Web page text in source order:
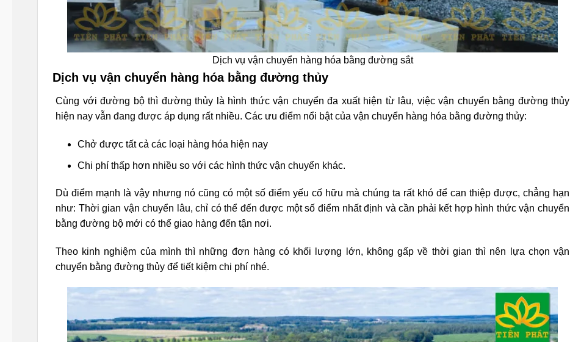
Dịch vụ vận chuyển hàng hóa bằng đường sắt
Dịch vụ vận chuyển hàng hóa bằng đường thủy
Cùng với đường bộ thì đường thủy là hình thức vận chuyển đa xuất hiện từ lâu, việc vận chuyển bằng đường thủy
hiện nay vẫn đang được áp dụng rất nhiều. Các ưu điểm nổi bật của vận chuyển hàng hóa bằng đường thủy:
Chở được tất cả các loại hàng hóa hiện nay
Chi phí thấp hơn nhiều so với các hình thức vận chuyển khác.
Dù điểm mạnh là vậy nhưng nó cũng có một số điểm yếu cố hữu mà chúng ta rất khó để can thiệp được, chẳng hạn
như: Thời gian vận chuyển lâu, chỉ có thể đến được một số điểm nhất định và cần phải kết hợp hình thức vận chuyển
bằng đường bộ mới có thể giao hàng đến tận nơi.
Theo kinh nghiệm của mình thì những đơn hàng có khối lượng lớn, không gấp về thời gian thì nên lựa chọn vận
chuyển bằng đường thủy để tiết kiệm chi phí nhé.